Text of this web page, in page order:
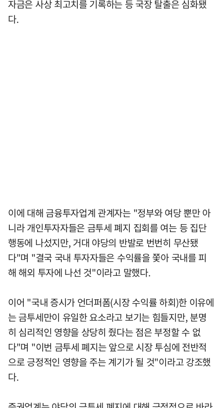
자금은 사상 최고치를 기록하는 등 국장 탈출은 심화됐
다.
이에 대해 금융투자업계 관계자는 "정부와 여당 뿐만 아
니라 개인투자자들은 금투세 폐지 집회를 여는 등 집단
행동에 나섰지만, 거대 야당의 반발로 번번히 무산됐
다"며 "결국 국내 투자자들은 수익률을 쫓아 국내를 피
해 해외 투자에 나선 것"이라고 말했다.
이어 "국내 증시가 언더퍼폼(시장 수익률 하회)한 이유에
는 금투세만이 유일한 요소라고 보기는 힘들지만, 분명
히 심리적인 영향을 상당히 줬다는 점은 부정할 수 없
다"며 "이번 금투세 폐지는 앞으로 시장 투심에 전반적
으로 긍정적인 영향을 주는 계기가 될 것"이라고 강조했
다.